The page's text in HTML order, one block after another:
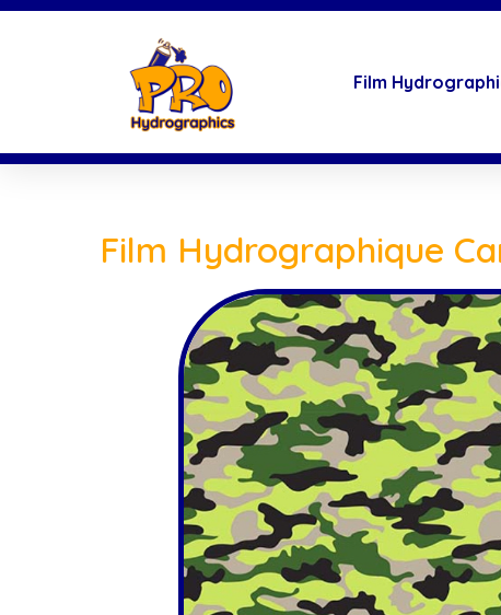
Film
Film Hydrographique